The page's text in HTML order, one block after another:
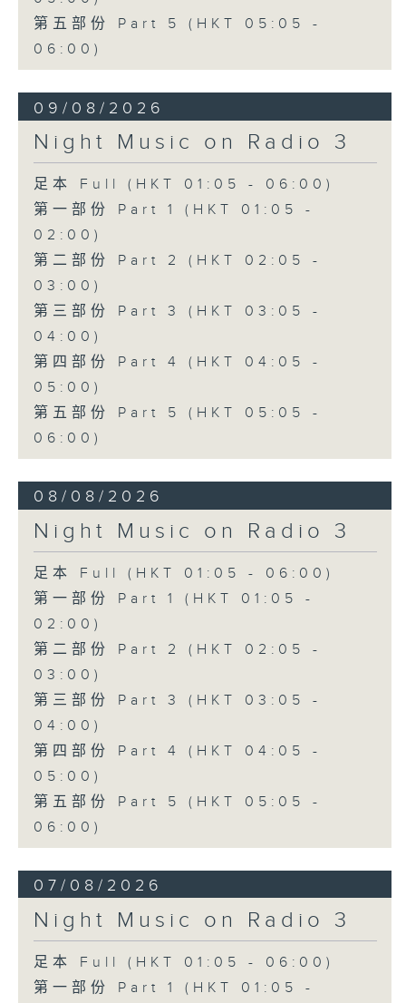
第五部份 Part 5 (HKT 05:05 -
06:00)
09/08/2026
Night Music on Radio 3
足本 Full (HKT 01:05 - 06:00)
第一部份 Part 1 (HKT 01:05 -
02:00)
第二部份 Part 2 (HKT 02:05 -
03:00)
第三部份 Part 3 (HKT 03:05 -
04:00)
第四部份 Part 4 (HKT 04:05 -
05:00)
第五部份 Part 5 (HKT 05:05 -
06:00)
08/08/2026
Night Music on Radio 3
足本 Full (HKT 01:05 - 06:00)
第一部份 Part 1 (HKT 01:05 -
02:00)
第二部份 Part 2 (HKT 02:05 -
03:00)
第三部份 Part 3 (HKT 03:05 -
04:00)
第四部份 Part 4 (HKT 04:05 -
05:00)
第五部份 Part 5 (HKT 05:05 -
06:00)
07/08/2026
Night Music on Radio 3
足本 Full (HKT 01:05 - 06:00)
第一部份 Part 1 (HKT 01:05 -